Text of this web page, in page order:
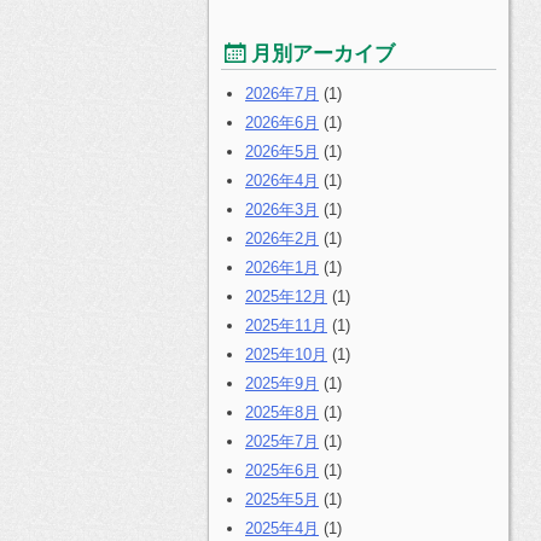
月別アーカイブ
2026年7月 (1)
2026年6月 (1)
2026年5月 (1)
2026年4月 (1)
2026年3月 (1)
2026年2月 (1)
2026年1月 (1)
2025年12月 (1)
2025年11月 (1)
2025年10月 (1)
2025年9月 (1)
2025年8月 (1)
2025年7月 (1)
2025年6月 (1)
2025年5月 (1)
2025年4月 (1)